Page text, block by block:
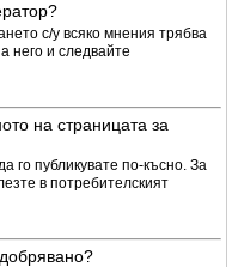
с/у всяко мнения трябва
него и следвайте
на страницата за
го публикувате по-късно. За
в потребителският